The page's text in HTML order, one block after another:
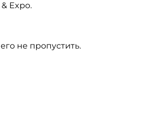
Expo.
не пропустить.